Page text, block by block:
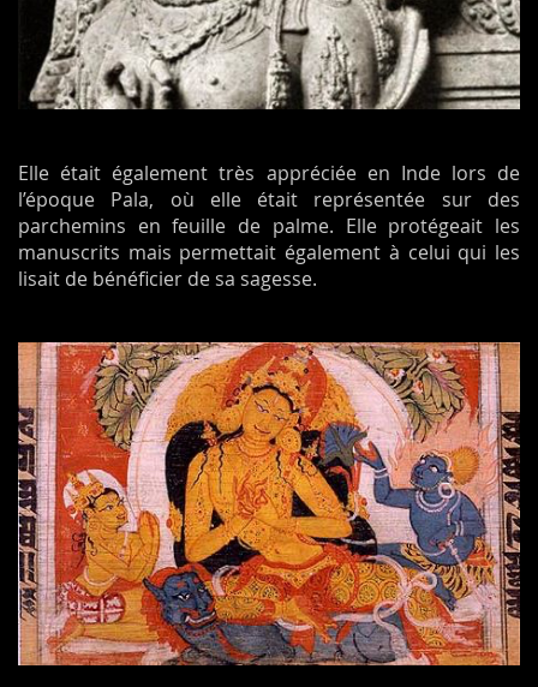
Elle était également très appréciée en Inde lors de
l’époque Pala, où elle était représentée sur des
parchemins en feuille de palme. Elle protégeait les
manuscrits mais permettait également à celui qui les
lisait de bénéficier de sa sagesse.